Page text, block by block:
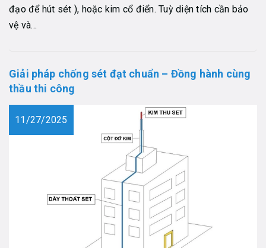
đạo để hút sét ), hoặc kim cổ điển. Tuỳ diện tích cần bảo
vệ và...
Giải pháp chống sét đạt chuẩn – Đồng hành cùng
thầu thi công
11/27/2025